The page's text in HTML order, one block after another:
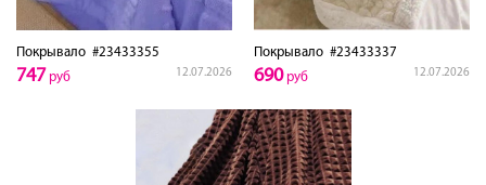
Покрывало #23433355
12.07.2026
747 руб
Покрывало #23433337
12.07.2026
690руб